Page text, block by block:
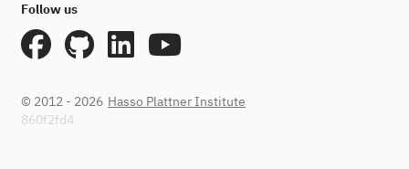
Follow us
© 2012 - 2026 Hasso Plattner Institute
860f2fd4